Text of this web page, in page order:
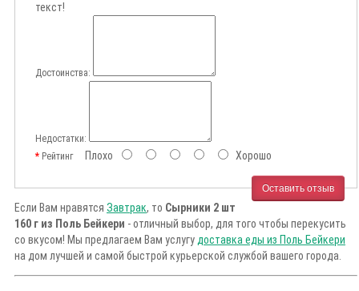
текст!
Достоинства:
Недостатки:
РейтингПлохо Хорошо
Оставить отзыв
Если Вам нравятся Завтрак, то Сырники 2 шт
160 г из Поль Бейкери - отличный выбор, для того чтобы перекусить
со вкусом! Мы предлагаем Вам услугу доставка еды из Поль Бейкери
на дом лучшей и самой быстрой курьерской службой вашего города.